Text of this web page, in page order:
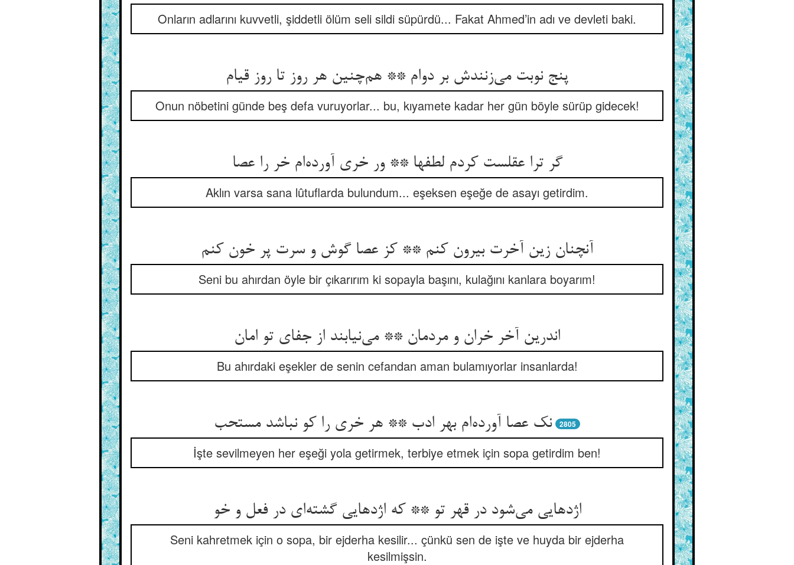
Onların adlarını kuvvetli, şiddetli ölüm seli sildi süpürdü... Fakat Ahmed’in adı ve devleti baki.
پنج نوبت می‌زنندش بر دوام ** هم‌چنین هر روز تا روز قیام
Onun nöbetini günde beş defa vuruyorlar... bu, kıyamete kadar her gün böyle sürüp gidecek!
گر ترا عقلست کردم لطفها ** ور خری آورده‌ام خر را عصا
Aklın varsa sana lûtuflarda bulundum... eşeksen eşeğe de asayı getirdim.
آنچنان زین آخرت بیرون کنم ** کز عصا گوش و سرت پر خون کنم
Seni bu ahırdan öyle bir çıkarırım ki sopayla başını, kulağını kanlara boyarım!
اندرین آخر خران و مردمان ** می‌نیابند از جفای تو امان
Bu ahırdaki eşekler de senin cefandan aman bulamıyorlar insanlarda!
نک عصا آورده‌ام بهر ادب ** هر خری را کو نباشد مستحب 2805
İşte sevilmeyen her eşeği yola getirmek, terbiye etmek için sopa getirdim ben!
اژدهایی می‌شود در قهر تو ** که اژدهایی گشته‌ای در فعل و خو
Seni kahretmek için o sopa, bir ejderha kesilir... çünkü sen de işte ve huyda bir ejderha
kesilmişsin.